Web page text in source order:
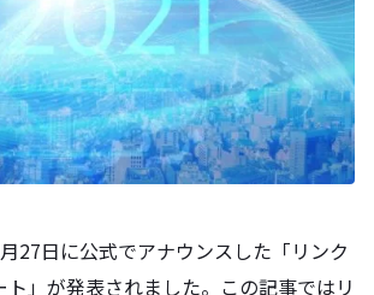
27日に公式でアナウンスした「リンク
ト」が発表されました。この記事ではリ